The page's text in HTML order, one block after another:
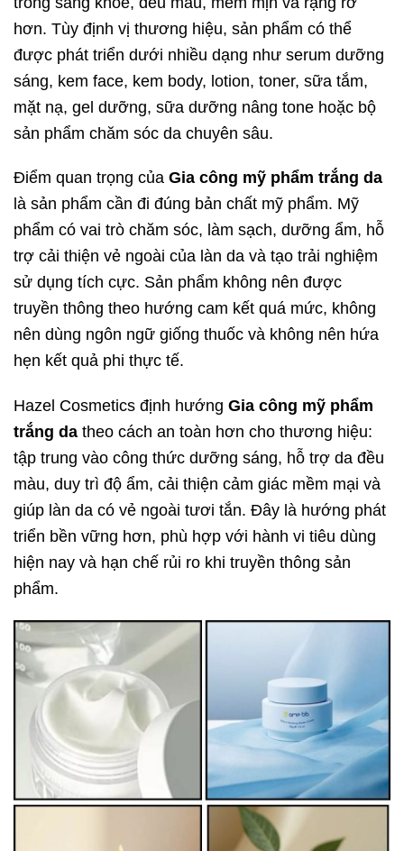
hơn. Tùy định vị thương hiệu, sản phẩm có thể
được phát triển dưới nhiều dạng như serum dưỡng
sáng, kem face, kem body, lotion, toner, sữa tắm,
mặt nạ, gel dưỡng, sữa dưỡng nâng tone hoặc bộ
sản phẩm chăm sóc da chuyên sâu.
Điểm quan trọng của Gia công mỹ phẩm trắng da
là sản phẩm cần đi đúng bản chất mỹ phẩm. Mỹ
phẩm có vai trò chăm sóc, làm sạch, dưỡng ẩm, hỗ
trợ cải thiện vẻ ngoài của làn da và tạo trải nghiệm
sử dụng tích cực. Sản phẩm không nên được
truyền thông theo hướng cam kết quá mức, không
nên dùng ngôn ngữ giống thuốc và không nên hứa
hẹn kết quả phi thực tế.
Hazel Cosmetics định hướng Gia công mỹ phẩm
trắng da theo cách an toàn hơn cho thương hiệu:
tập trung vào công thức dưỡng sáng, hỗ trợ da đều
màu, duy trì độ ẩm, cải thiện cảm giác mềm mại và
giúp làn da có vẻ ngoài tươi tắn. Đây là hướng phát
triển bền vững hơn, phù hợp với hành vi tiêu dùng
hiện nay và hạn chế rủi ro khi truyền thông sản
phẩm.